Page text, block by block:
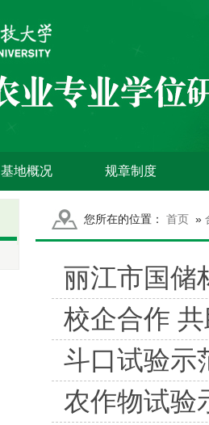
基地概况 规章制度
您所在的位置： 首页 »
丽江市国储
校企合作
斗口试验示
农作物试验